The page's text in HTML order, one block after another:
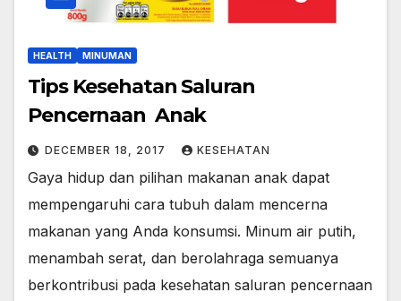
HEALTH MINUMAN
Tips Kesehatan Saluran
Pencernaan Anak
DECEMBER 18, 2017 KESEHATAN
Gaya hidup dan pilihan makanan anak dapat
mempengaruhi cara tubuh dalam mencerna
makanan yang Anda konsumsi. Minum air putih,
menambah serat, dan berolahraga semuanya
berkontribusi pada kesehatan saluran pencernaan